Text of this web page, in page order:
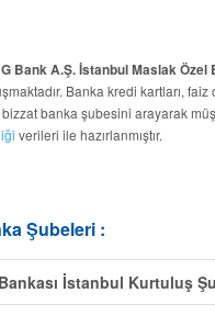
Bank A.Ş. İstanbul Maslak Özel
Banka kredi kartları,
banka şubesini arayarak
verileri ile hazırlanmıştır.
Şubeleri :
İstanbul Kurtuluş